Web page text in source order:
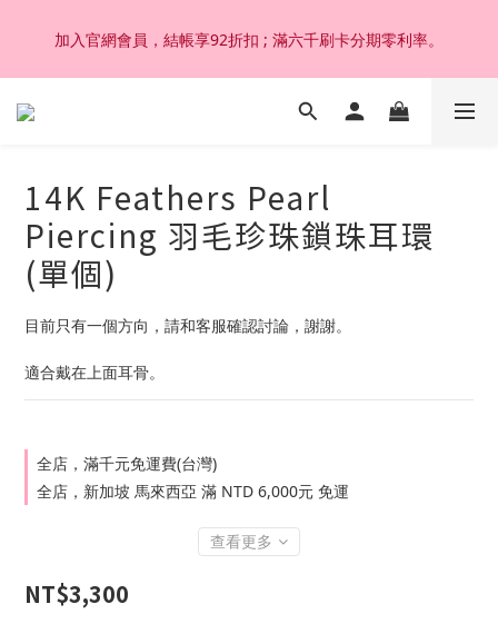
加入官網會員，結帳享92折扣 ; 滿六千刷卡分期零利率。
加入官網會員，結帳享92折扣 ; 滿六千刷卡分期零利率。
韓國設計製作。純14K 18K金，非鍍金非注金；洗澡，運動(汗
加入官網會員，結帳享92折扣 ; 滿六千刷卡分期零利率。
14K Feathers Pearl
Piercing 羽毛珍珠鎖珠耳環
(單個)
目前只有一個方向，請和客服確認討論，謝謝。
適合戴在上面耳骨。
全店，滿千元免運費(台灣)
全店，新加坡 馬來西亞 滿 NTD 6,000元 免運
查看更多
NT$3,300